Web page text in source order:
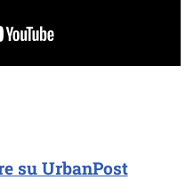
su UrbanPost